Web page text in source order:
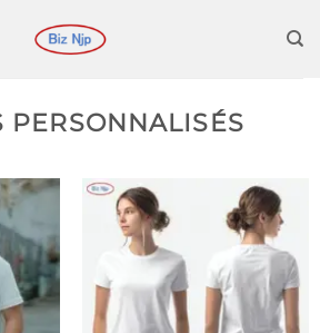
PERSONNALISÉS